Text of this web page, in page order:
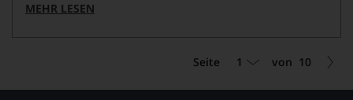
MEHR LESEN
Seite 1 von 10